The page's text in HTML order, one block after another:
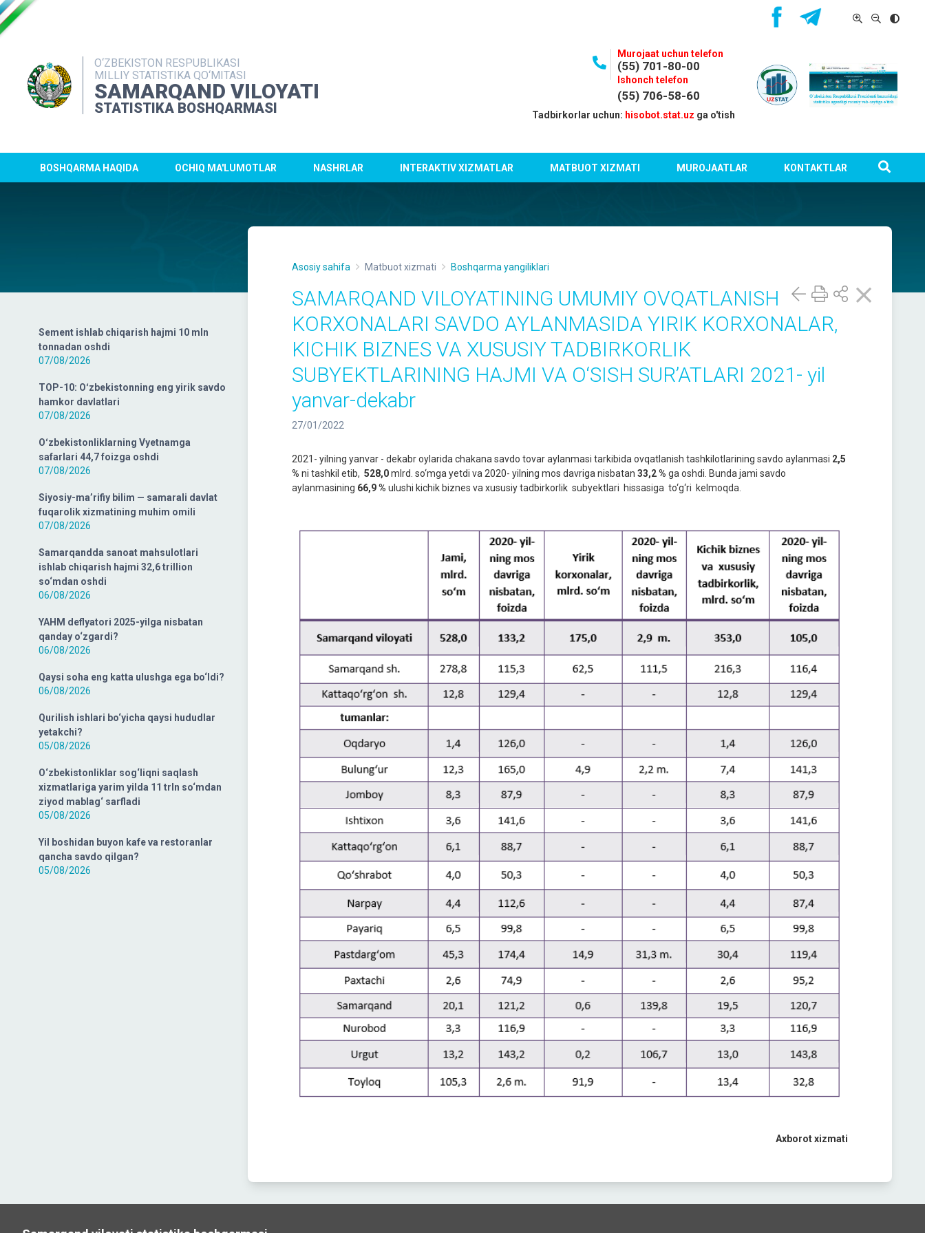
O‘ZBEKISTON RESPUBLIKASI
MILLIY STATISTIKA QO‘MITASI
SAMARQAND VILOYATI
STATISTIKA BOSHQARMASI
Murojaat uchun telefon
(55) 701-80-00
Ishonch telefon
(55) 706-58-60
Tadbirkorlar uchun: hisobot.stat.uz ga o'tish
BOSHQARMA HAQIDA OCHIQ MA'LUMOTLAR NASHRLAR INTERAKTIV XIZMATLAR MATBUOT XIZMATI MUROJAATLAR KONTAKTLAR
Sement ishlab chiqarish hajmi 10 mln
tonnadan oshdi
07/08/2026
TOP-10: Oʻzbekistonning eng yirik savdo
hamkor davlatlari
07/08/2026
Oʻzbekistonliklarning Vyetnamga
safarlari 44,7 foizga oshdi
07/08/2026
Siyosiy-ma’rifiy bilim — samarali davlat
fuqarolik xizmatining muhim omili
07/08/2026
Samarqandda sanoat mahsulotlari
ishlab chiqarish hajmi 32,6 trillion
so‘mdan oshdi
06/08/2026
YAHM deflyatori 2025-yilga nisbatan
qanday o‘zgardi?
06/08/2026
Qaysi soha eng katta ulushga ega bo‘ldi?
06/08/2026
Qurilish ishlari bo‘yicha qaysi hududlar
yetakchi?
05/08/2026
O‘zbekistonliklar sog‘liqni saqlash
xizmatlariga yarim yilda 11 trln so‘mdan
ziyod mablag‘ sarfladi
05/08/2026
Yil boshidan buyon kafe va restoranlar
qancha savdo qilgan?
05/08/2026
Asosiy sahifa Matbuot xizmati Boshqarma yangiliklari
SAMARQAND VILOYATINING UMUMIY OVQATLANISH
KORXONALARI SAVDO AYLANMASIDA YIRIK KORXONALAR,
KICHIK BIZNES VA XUSUSIY TADBIRKORLIK
SUBYEKTLARINING HAJMI VA O‘SISH SUR’ATLARI 2021- yil
yanvar-dekabr
27/01/2022
2021- yilning yanvar - dekabr oylarida chakana savdo tovar aylanmasi tarkibida ovqatlanish tashkilotlarining savdo aylanmasi 2,5
% ni tashkil etib, 528,0mlrd. so‘mga yetdi va 2020- yilning mos davriga nisbatan 33,2% ga oshdi. Bunda jami savdo
aylanmasining 66,9 % ulushi kichik biznes va xususiy tadbirkorlik subyektlari hissasiga to‘g‘ri kelmoqda.
Axborot xizmati